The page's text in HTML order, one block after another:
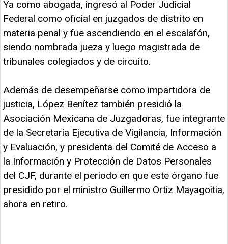
Ya como abogada, ingresó al Poder Judicial
Federal como oficial en juzgados de distrito en
materia penal y fue ascendiendo en el escalafón,
siendo nombrada jueza y luego magistrada de
tribunales colegiados y de circuito.
Además de desempeñarse como impartidora de
justicia, López Benítez también presidió la
Asociación Mexicana de Juzgadoras, fue integrante
de la Secretaría Ejecutiva de Vigilancia, Información
y Evaluación, y presidenta del Comité de Acceso a
la Información y Protección de Datos Personales
del CJF, durante el periodo en que este órgano fue
presidido por el ministro Guillermo Ortiz Mayagoitia,
ahora en retiro.